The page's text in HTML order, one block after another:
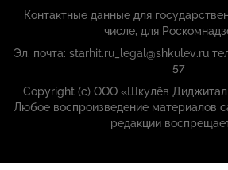
Контактные данные для
числе, для
Эл. почта: starhit.ru_legal@shkulev.ru
57
Copyright (с) ООО «Шкулёв Диджитал
Любое воспроизведение материалов
редакции